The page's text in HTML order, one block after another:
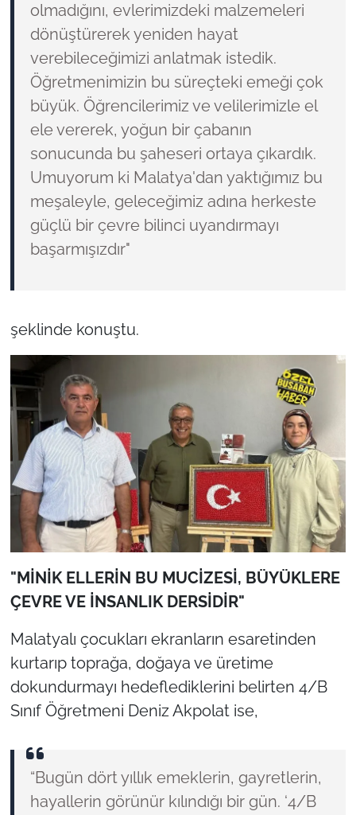
olmadığını, evlerimizdeki malzemeleri
dönüştürerek yeniden hayat
verebileceğimizi anlatmak istedik.
Öğretmenimizin bu süreçteki emeği çok
büyük. Öğrencilerimiz ve velilerimizle el
ele vererek, yoğun bir çabanın
sonucunda bu şaheseri ortaya çıkardık.
Umuyorum ki Malatya'dan yaktığımız bu
meşaleyle, geleceğimiz adına herkeste
güçlü bir çevre bilinci uyandırmayı
başarmışızdır"
şeklinde konuştu.
"MİNİK ELLERİN BU MUCİZESİ, BÜYÜKLERE
ÇEVRE VE İNSANLIK DERSİDİR"
Malatyalı çocukları ekranların esaretinden
kurtarıp toprağa, doğaya ve üretime
dokundurmayı hedeflediklerini belirten 4/B
Sınıf Öğretmeni Deniz Akpolat ise,
“Bugün dört yıllık emeklerin, gayretlerin,
hayallerin görünür kılındığı bir gün. ‘4/B